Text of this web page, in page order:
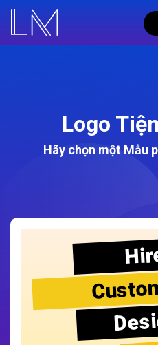
Logo
Hãy chọn một Mẫu